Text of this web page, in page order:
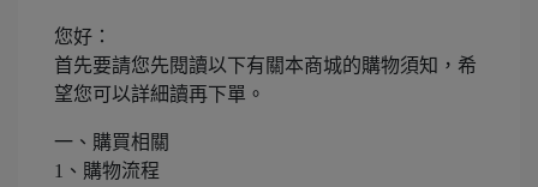
您好：
首先要請您先閱讀以下有關本商城的購物須知，希
望您可以詳細讀再下單。
一、購買相關
1、購物流程